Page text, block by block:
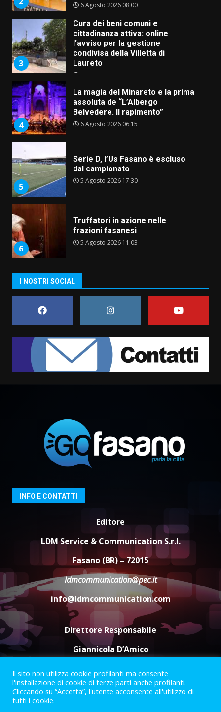
6 Agosto 2026 08:00
3
Cura dei beni comuni e
cittadinanza attiva: online
l’avviso per la gestione
condivisa della Villetta di
Laureto
6 Agosto 2026 06:20
4
La magia del Minareto e la prima
assoluta de “L’Albergo
Belvedere. Il rapimento”
6 Agosto 2026 06:15
5
Serie D, l’Us Fasano è escluso
dal campionato
5 Agosto 2026 17:30
6
Truffatori in azione nelle
frazioni fasanesi
5 Agosto 2026 11:03
al Prefetto: “Noi cittadini di
serie B”
5 Agosto 2026 06:15
1
Carta d’identità: continua il piano
di aperture straordinarie del
Comune di Fasano
6 Agosto 2026 14:16
comunale
6 Agosto 2026 08:00
3
Cura dei beni comuni e
cittadinanza attiva: online
Laureto
La magia del Minareto e la prima
Belvedere. Il rapimento”
6 Agosto 2026 06:15
Serie D, l’Us Fasano è escluso
dal campionato
5 Agosto 2026 17:30
I NOSTRI SOCIAL
INFO E CONTATTI
Editore
LDM Service & Communication S.r.l.
Fasano (BR) – 72015
ldmcommunication@pec.it
info@ldmcommunication.com
Direttore Responsabile
Giannicola D’Amico
Termini e Condizioni
Privacy Policy
Informazioni Legali
Il sito non utilizza cookie profilanti ma consente
l'installazione di cookie di terze parti anche profilanti.
Cliccando su “Accetta”, l'utente acconsente all'utilizzo di
tutti i cookie.